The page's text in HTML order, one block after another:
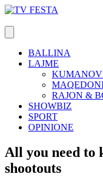
Skip
content
BALLINA
LAJME
RAJON &
SHOWBIZ
SPORT
OPINIONE
All you need to
shootouts